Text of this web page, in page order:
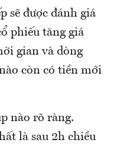
sẽ được đánh giá
phiếu tăng giá
gian và dòng
còn có tiền mới
nào rõ ràng.
là sau 2h chiều